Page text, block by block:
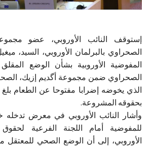
إستوقف النائب الأوروبي، عضو
الصحراوي بالبرلمان الأوروبي، السيد،
المفوضية الأوروبية بشأن الوضع
الصحراوي ضمن مجموعة أگديم إزيك،
بحقوقه المشروعة.
وأشار النائب الأوروبي في معرض
للمفوضية أمام اللجنة الفرعية لحقوق
الأوروبي، إلى أن الوضع الصحي للمعتقل